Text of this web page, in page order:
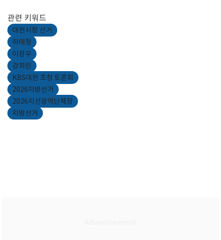
관련 키워드
대전시장 선거
허태정
이장우
강희린
KBS대전 초청 토론회
2026지방선거
2026지선광역단체장
지방선거